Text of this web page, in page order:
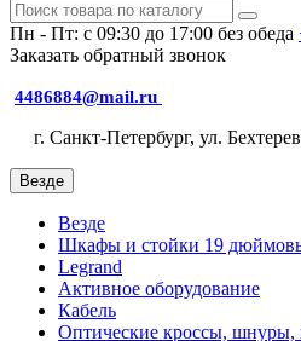
Пн - Пт: с 09:30 до 17:00 без обеда
Заказать обратный звонок
4486884@mail.ru
г. Санкт-Петербург, ул.
Везде
Везде
Шкафы и стойки 19
Legrand
Активное оборудование
Кабель
Оптические кроссы, шнуры,